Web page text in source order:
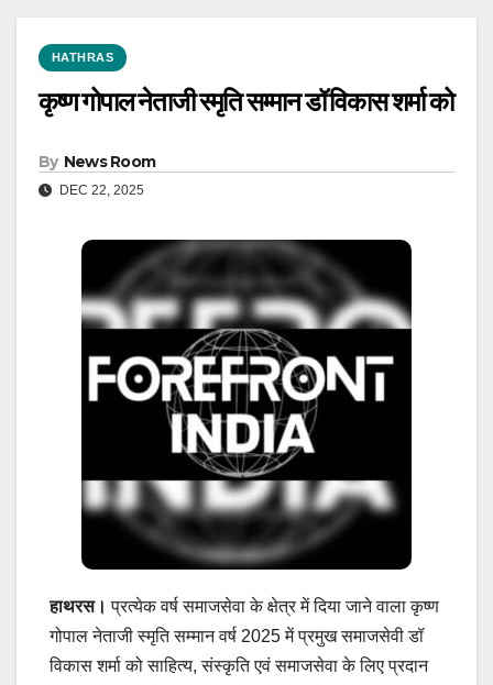
HATHRAS
कृष्ण गोपाल नेताजी स्मृति सम्मान डॉ विकास शर्मा को
By News Room
DEC 22, 2025
हाथरस। प्रत्येक वर्ष समाजसेवा के क्षेत्र में दिया जाने वाला कृष्ण
गोपाल नेताजी स्मृति सम्मान वर्ष 2025 में प्रमुख समाजसेवी डॉ
विकास शर्मा को साहित्य, संस्कृति एवं समाजसेवा के लिए प्रदान